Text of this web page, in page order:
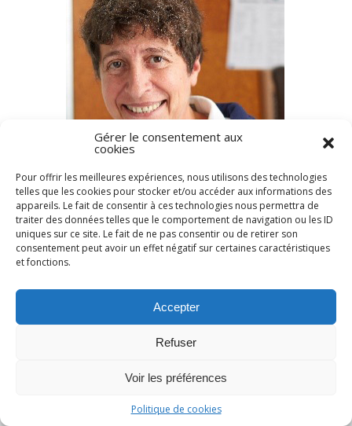
Gérer le consentement aux
cookies
Pour offrir les meilleures expériences, nous utilisons des technologies
telles que les cookies pour stocker et/ou accéder aux informations des
appareils. Le fait de consentir à ces technologies nous permettra de
traiter des données telles que le comportement de navigation ou les ID
uniques sur ce site. Le fait de ne pas consentir ou de retirer son
consentement peut avoir un effet négatif sur certaines caractéristiques
et fonctions.
Accepter
Refuser
Voir les préférences
Politique de cookies
Rechercher :